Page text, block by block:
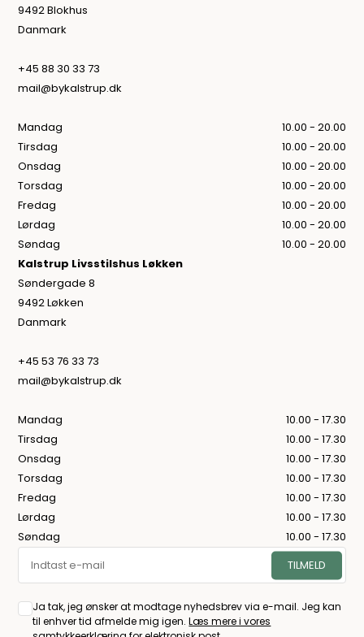
9492 Blokhus
Danmark
+45 88 30 33 73
mail@bykalstrup.dk
Mandag
10.00 - 20.00
Tirsdag
10.00 - 20.00
Onsdag
10.00 - 20.00
Torsdag
10.00 - 20.00
Fredag
10.00 - 20.00
Lørdag
10.00 - 20.00
Søndag
10.00 - 20.00
Kalstrup Livsstilshus Løkken
Søndergade 8
9492 Løkken
Danmark
+45 53 76 33 73
mail@bykalstrup.dk
Mandag
10.00 - 17.30
Tirsdag
10.00 - 17.30
Onsdag
10.00 - 17.30
Torsdag
10.00 - 17.30
Fredag
10.00 - 17.30
Lørdag
10.00 - 17.30
Søndag
10.00 - 17.30
Ja tak, jeg ønsker at modtage nyhedsbrev via e-mail. Jeg kan
til enhver tid afmelde mig igen.Læs mere i vores